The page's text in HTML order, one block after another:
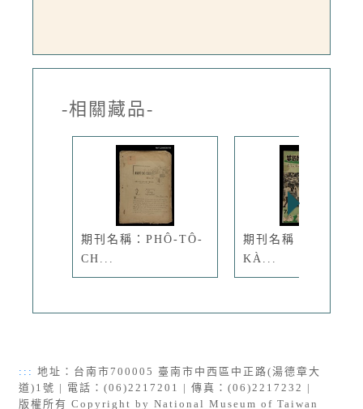
-相關藏品-
期刊名稱：PHÔ-TÔ-
CH...
期刊名稱：KI-TOK-
KÀ...
::: 地址：台南市700005 臺南市中西區中正路(湯德章大
道)1號 | 電話：(06)2217201 | 傳真：(06)2217232 |
版權所有 Copyright by National Museum of Taiwan